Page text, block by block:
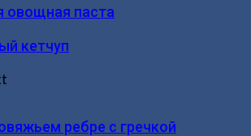
овощная паста
кетчуп
ребре с гречкой